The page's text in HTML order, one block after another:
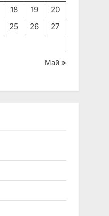
18 19
20
25 26
27
Май »